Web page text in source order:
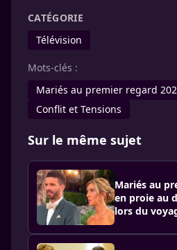
CATÉGORIE
Télévision
Mots-clés :
Mariés au premier regard
Conflit et Tensions
Sur le même sujet
Mariés au
en proie au
lors du